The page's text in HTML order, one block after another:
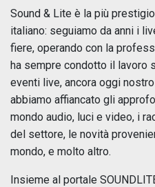
Sound & Lite è la più
italiano: seguiamo da anni i
fiere, operando con la
ha sempre condotto il lavoro
eventi live, ancora oggi
abbiamo affiancato gli
mondo audio, luci e video, i
del settore, le novità
mondo, e molto altro.
Insieme al portale